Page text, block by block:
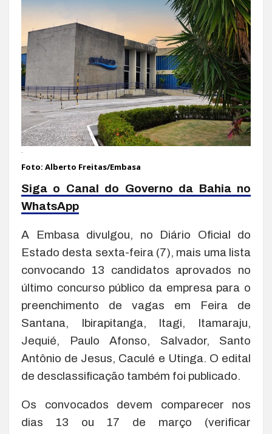
Foto: Alberto Freitas/Embasa
Siga o Canal do Governo da Bahia no
WhatsApp
A Embasa divulgou, no Diário Oficial do
Estado desta sexta-feira (7), mais uma lista
convocando 13 candidatos aprovados no
último concurso público da empresa para o
preenchimento de vagas em Feira de
Santana, Ibirapitanga, Itagi, Itamaraju,
Jequié, Paulo Afonso, Salvador, Santo
Antônio de Jesus, Caculé e Utinga. O edital
de desclassificação também foi publicado.
Os convocados devem comparecer nos
dias 13 ou 17 de março (verificar